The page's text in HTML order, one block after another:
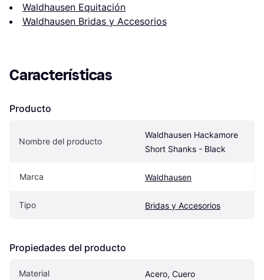
Waldhausen Equitación
Waldhausen Bridas y Accesorios
Características
Producto
Nombre del producto
Waldhausen Hackamore
Short Shanks - Black
Marca Waldhausen
Tipo Bridas y Accesorios
Propiedades del producto
Material Acero, Cuero